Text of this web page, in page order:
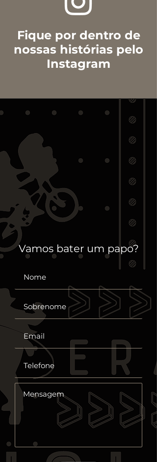
Fique por dentro de
nossas histórias pelo
Instagram
Vamos bater um papo?